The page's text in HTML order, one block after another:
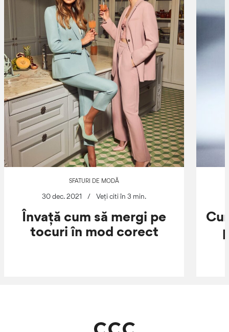
SFATURI DE MODĂ
30 dec. 2021 / Veți citi în 3 min.
Învață cum să mergi pe
tocuri în mod corect